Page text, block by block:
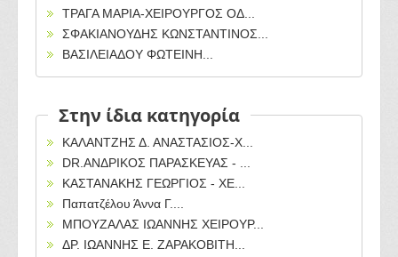
ΤΡΑΓΑ ΜΑΡΙΑ-ΧΕΙΡΟΥΡΓΟΣ ΟΔ...
ΣΦΑΚΙΑΝΟΥΔΗΣ ΚΩΝΣΤΑΝΤΙΝΟΣ...
ΒΑΣΙΛΕΙΑΔΟΥ ΦΩΤΕΙΝΗ...
Στην ίδια κατηγορία
ΚΑΛΑΝΤΖΗΣ Δ. ΑΝΑΣΤΑΣΙΟΣ-Χ...
DR.ΑΝΔΡΙΚΟΣ ΠΑΡΑΣΚΕΥΑΣ - ...
ΚΑΣΤΑΝΑΚΗΣ ΓΕΩΡΓΙΟΣ - ΧΕ...
Παπατζέλου Άννα Γ....
ΜΠΟΥΖΑΛΑΣ ΙΩΑΝΝΗΣ ΧΕΙΡΟΥΡ...
ΔΡ. ΙΩΑΝΝΗΣ Ε. ΖΑΡΑΚΟΒΙΤΗ...